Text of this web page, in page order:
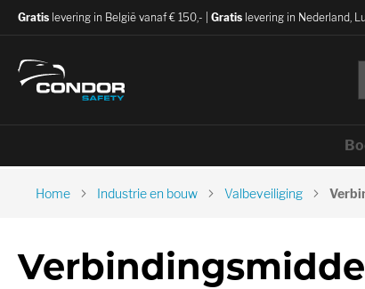
Gratis levering in België vanaf € 150,- | Gratis levering in Nederland,
Home Industrie en bouw Valbeveiliging